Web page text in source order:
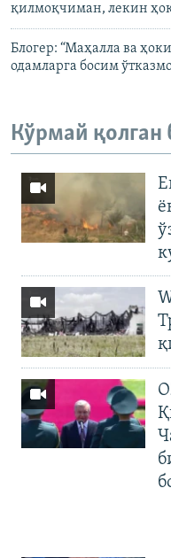
қилмоқчиман, лекин
Блогер: “Маҳалла ва
одамларга босим
Кўрмай қолган